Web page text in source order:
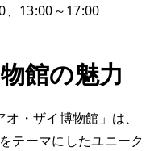
13:00～17:00
館の魅力
・ザイ博物館」は、
テーマにしたユニーク